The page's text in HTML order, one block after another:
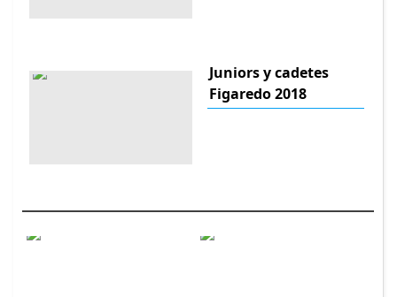
Juniors y cadetes
Figaredo 2018